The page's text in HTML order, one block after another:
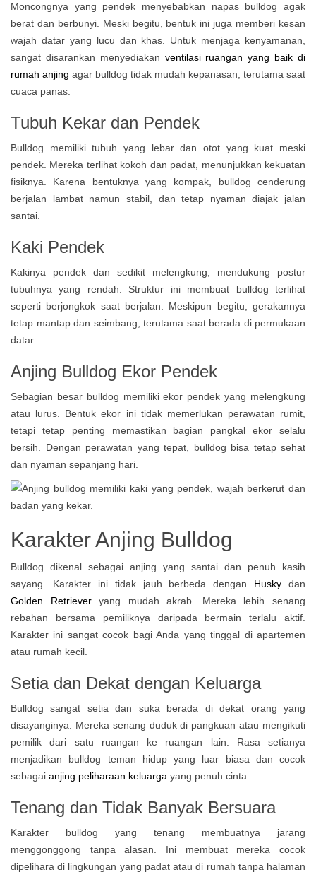
Moncongnya yang pendek menyebabkan napas bulldog agak
berat dan berbunyi. Meski begitu, bentuk ini juga memberi kesan
wajah datar yang lucu dan khas. Untuk menjaga kenyamanan,
sangat disarankan menyediakan ventilasi ruangan yang baik di
rumah anjing agar bulldog tidak mudah kepanasan, terutama saat
cuaca panas.
Tubuh Kekar dan Pendek
Bulldog memiliki tubuh yang lebar dan otot yang kuat meski
pendek. Mereka terlihat kokoh dan padat, menunjukkan kekuatan
fisiknya. Karena bentuknya yang kompak, bulldog cenderung
berjalan lambat namun stabil, dan tetap nyaman diajak jalan
santai.
Kaki Pendek
Kakinya pendek dan sedikit melengkung, mendukung postur
tubuhnya yang rendah. Struktur ini membuat bulldog terlihat
seperti berjongkok saat berjalan. Meskipun begitu, gerakannya
tetap mantap dan seimbang, terutama saat berada di permukaan
datar.
Anjing Bulldog Ekor Pendek
Sebagian besar bulldog memiliki ekor pendek yang melengkung
atau lurus. Bentuk ekor ini tidak memerlukan perawatan rumit,
tetapi tetap penting memastikan bagian pangkal ekor selalu
bersih. Dengan perawatan yang tepat, bulldog bisa tetap sehat
dan nyaman sepanjang hari.
Karakter Anjing Bulldog
Bulldog dikenal sebagai anjing yang santai dan penuh kasih
sayang. Karakter ini tidak jauh berbeda dengan Husky dan
Golden Retrieveryang mudah akrab. Mereka lebih senang
rebahan bersama pemiliknya daripada bermain terlalu aktif.
Karakter ini sangat cocok bagi Anda yang tinggal di apartemen
atau rumah kecil.
Setia dan Dekat dengan Keluarga
Bulldog sangat setia dan suka berada di dekat orang yang
disayanginya. Mereka senang duduk di pangkuan atau mengikuti
pemilik dari satu ruangan ke ruangan lain. Rasa setianya
menjadikan bulldog teman hidup yang luar biasa dan cocok
sebagai anjing peliharaan keluarga yang penuh cinta.
Tenang dan Tidak Banyak Bersuara
Karakter bulldog yang tenang membuatnya jarang
menggonggong tanpa alasan. Ini membuat mereka cocok
dipelihara di lingkungan yang padat atau di rumah tanpa halaman